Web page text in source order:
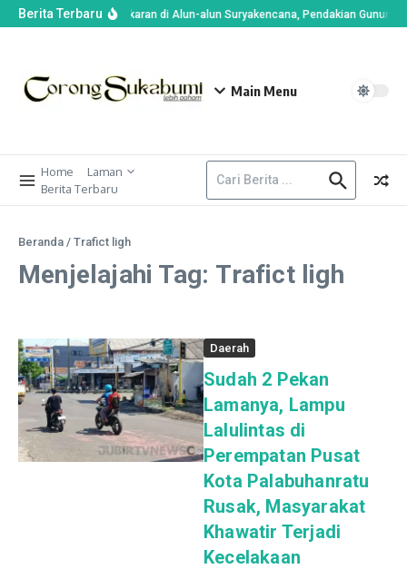
Berita TerbaruImbas Kebakaran di Alun-alun Suryakencana, Pendakian Gunung
Main Menu
Home
Laman
Berita Terbaru
Beranda / Trafict ligh
Menjelajahi Tag: Trafict ligh
Daerah
Sudah 2 Pekan
Lamanya, Lampu
Lalulintas di
Perempatan Pusat
Kota Palabuhanratu
Rusak, Masyarakat
Khawatir Terjadi
Kecelakaan